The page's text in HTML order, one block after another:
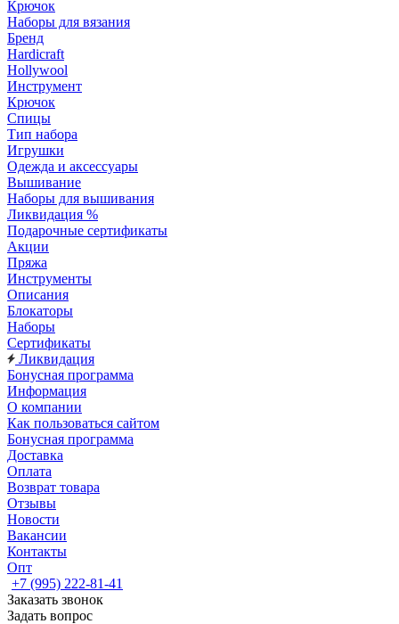
Крючок
Наборы для вязания
Бренд
Hardicraft
Hollywool
Инструмент
Крючок
Спицы
Тип набора
Игрушки
Одежда и аксессуары
Вышивание
Наборы для вышивания
Ликвидация %
Подарочные сертификаты
Акции
Пряжа
Инструменты
Описания
Блокаторы
Наборы
Сертификаты
Ликвидация
Бонусная программа
Информация
О компании
Как пользоваться сайтом
Бонусная программа
Доставка
Оплата
Возврат товара
Отзывы
Новости
Вакансии
Контакты
Опт
+7 (995) 222-81-41
Заказать звонок
Задать вопрос